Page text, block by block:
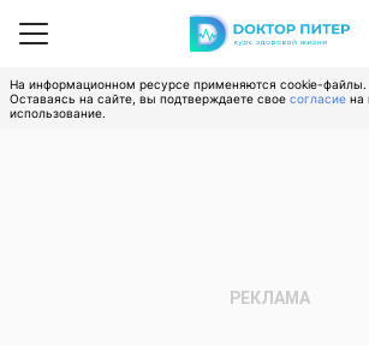
На информационном ресурсе применяются cookie-файлы.
Оставаясь на сайте, вы подтверждаете свое согласие на
использование.